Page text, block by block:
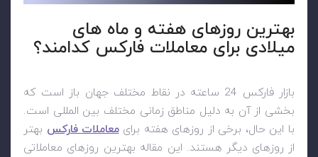
بهترین روزهای هفته و ماه های
میلادی برای معاملات فارکس کدامند؟
بازار فارکس 24 ساعته در نقاط مختلف جهان باز است که
بخشی از آن به دلیل مناطق زمانی مختلف بین المللی است.
با این حال، برخی از روزهای هفته برایمعاملات فارکس بهتر
از روزهای دیگر هستند. این مقاله بهترین روزهای معاملاتی